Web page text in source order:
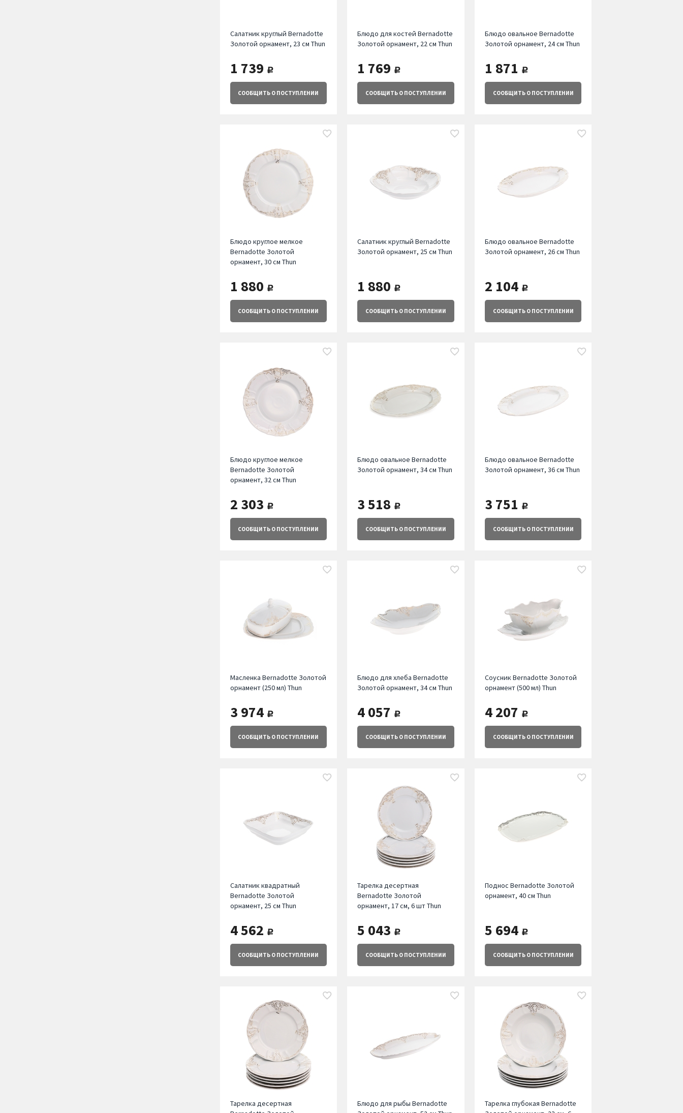
Салатник круглый Bernadotte
Золотой орнамент, 23 см Thun
1 739 руб.
СООБЩИТЬ О ПОСТУПЛЕНИИ
Блюдо для костей Bernadotte
Золотой орнамент, 22 см Thun
1 769 руб.
СООБЩИТЬО ПОСТУПЛЕНИИ
Блюдо овальное Bernadotte
Золотой орнамент, 24 см Thun
1 871 руб.
СООБЩИТЬО ПОСТУПЛЕНИИ
Блюдо круглое мелкое
Bernadotte Золотой
орнамент, 30 см Thun
1 880 руб.
СООБЩИТЬ О ПОСТУПЛЕНИИ
Салатник круглый Bernadotte
Золотой орнамент, 25 см Thun
1 880 руб.
СООБЩИТЬО ПОСТУПЛЕНИИ
Блюдо овальное Bernadotte
Золотой орнамент, 26 см Thun
2 104 руб.
СООБЩИТЬО ПОСТУПЛЕНИИ
Блюдо круглое мелкое
Bernadotte Золотой
орнамент, 32 см Thun
2 303 руб.
СООБЩИТЬ О ПОСТУПЛЕНИИ
Блюдо овальное Bernadotte
Золотой орнамент, 34 см Thun
3 518 руб.
СООБЩИТЬО ПОСТУПЛЕНИИ
Блюдо овальное Bernadotte
Золотой орнамент, 36 см Thun
3 751 руб.
СООБЩИТЬО ПОСТУПЛЕНИИ
Масленка Bernadotte Золотой
орнамент (250 мл) Thun
3 974 руб.
СООБЩИТЬ О ПОСТУПЛЕНИИ
Блюдо для хлеба Bernadotte
Золотой орнамент, 34 см Thun
4 057 руб.
СООБЩИТЬО ПОСТУПЛЕНИИ
Соусник Bernadotte Золотой
орнамент (500 мл) Thun
4 207 руб.
СООБЩИТЬО ПОСТУПЛЕНИИ
Салатник квадратный
Bernadotte Золотой
орнамент, 25 см Thun
4 562 руб.
СООБЩИТЬ О ПОСТУПЛЕНИИ
Тарелка десертная
Bernadotte Золотой
орнамент, 17 см, 6 шт Thun
5 043 руб.
СООБЩИТЬО ПОСТУПЛЕНИИ
Поднос Bernadotte Золотой
орнамент, 40 см Thun
5 694 руб.
СООБЩИТЬО ПОСТУПЛЕНИИ
Тарелка десертная
Блюдо для рыбы Bernadotte
Тарелка глубокая Bernadotte